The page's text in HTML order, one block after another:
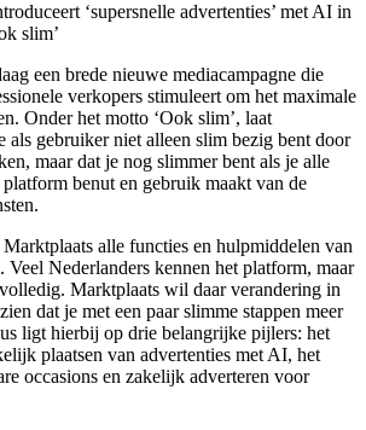
‘supersnelle advertenties’ met AI in
slim’
een brede nieuwe mediacampagne die
verkopers stimuleert om het maximale
Onder het motto ‘Ook slim’, laat
als gebruiker niet alleen slim bezig bent door
maar dat je nog slimmer bent als je alle
benut en gebruik maakt van de
alle functies en hulpmiddelen van
Veel Nederlanders kennen het platform, maar
Marktplaats wil daar verandering in
dat je met een paar slimme stappen meer
ligt hierbij op drie belangrijke pijlers: het
plaatsen van advertenties met AI, het
occasions en zakelijk adverteren voor